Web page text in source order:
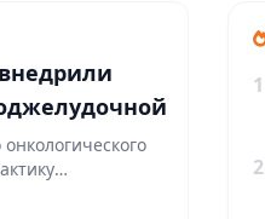
лечения —
1
2